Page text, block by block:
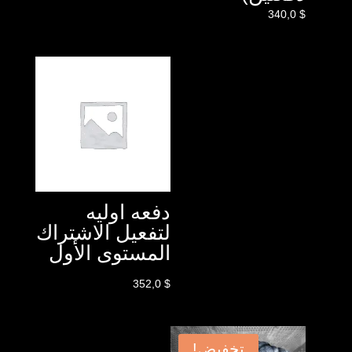
340,0 $
دفعه اوليه
لتفعيل الاشتراك
المستوى الأول
352,0 $